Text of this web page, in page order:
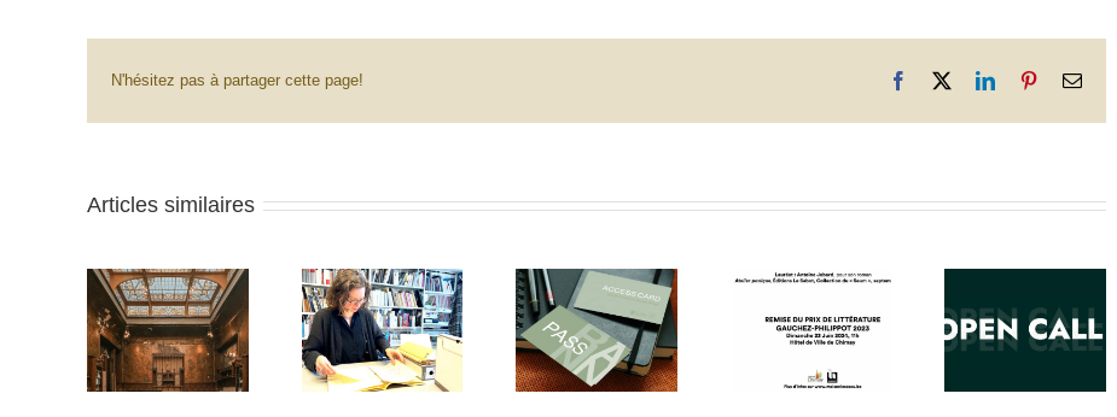
N'hésitez pas à partager cette page! Facebook LinkedInPinterestEmail
Articles similaires
Une nouvelle
résidente à la
Maison Losseau
dans le cadre
d’un projet
PASS-RANN :
votre accès
privilégié à un
héritage culturel
Prix Gauchez-
Philippot 2023 –
Atelier panique
couronné !
RÉSIDENCES
D’ARTISTES –
‘ART NOUVEAU
AS A NEW
La Maison
Losseau se